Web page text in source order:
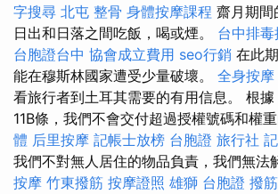
字搜尋 北屯 整骨 身體按摩課程 齋月期間
日出和日落之間吃飯，喝或煙。 台中排
台胞證台中 協會成立費用 seo行銷 在此
能在穆斯林國家遭受少量破壞。 全身按摩
看旅行者到土耳其需要的有用信息。 根
11B條，我們不會交付超過授權號碼和權
體 后里按摩 記帳士放榜 台胞證 旅行社
我們不對無人居住的物品負責，我們無法
按摩 竹東撥筋 按摩證照 雄獅 台胞證 撥